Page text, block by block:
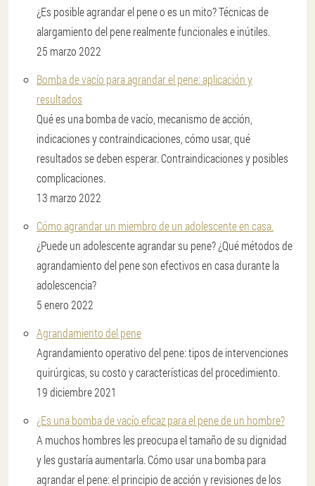
¿Es posible agrandar el pene o es un mito? Técnicas de
alargamiento del pene realmente funcionales e inútiles.
25 marzo 2022
Bomba de vacío para agrandar el pene: aplicación y
resultados
Qué es una bomba de vacío, mecanismo de acción,
indicaciones y contraindicaciones, cómo usar, qué
resultados se deben esperar. Contraindicaciones y posibles
complicaciones.
13 marzo 2022
Cómo agrandar un miembro de un adolescente en casa.
¿Puede un adolescente agrandar su pene? ¿Qué métodos de
agrandamiento del pene son efectivos en casa durante la
adolescencia?
5 enero 2022
Agrandamiento del pene
Agrandamiento operativo del pene: tipos de intervenciones
quirúrgicas, su costo y características del procedimiento.
19 diciembre 2021
¿Es una bomba de vacío eficaz para el pene de un hombre?
A muchos hombres les preocupa el tamaño de su dignidad
y les gustaría aumentarla. Cómo usar una bomba para
agrandar el pene: el principio de acción y revisiones de los